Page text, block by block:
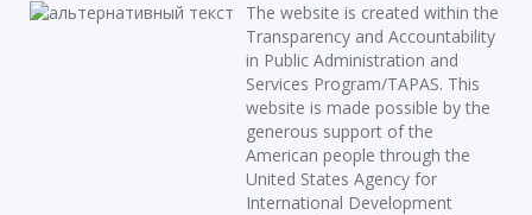
The website is created within the
Transparency and Accountability
in Public Administration and
Services Program/TAPAS. This
website is made possible by the
generous support of the
American people through the
United States Agency for
International Development